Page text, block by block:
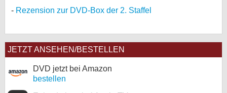
Rezension zur DVD-Box der 2. Staffel
JETZT ANSEHEN/BESTELLEN
DVD jetzt bei Amazon
bestellen